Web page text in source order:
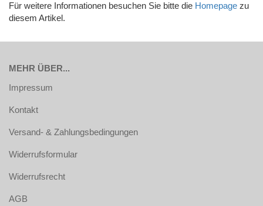
Für weitere Informationen besuchen Sie bitte die Homepage zu
diesem Artikel.
MEHR ÜBER...
Impressum
Kontakt
Versand- & Zahlungsbedingungen
Widerrufsformular
Widerrufsrecht
AGB